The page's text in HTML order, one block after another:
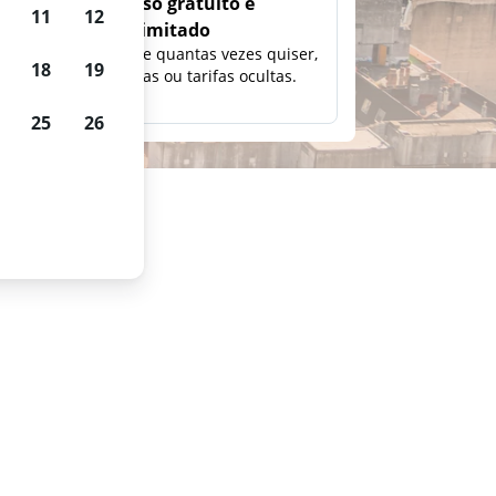
e
ilimitado
Pesquise quantas vezes quiser,
sem taxas ou tarifas ocultas.
11 12
18 19
25 26